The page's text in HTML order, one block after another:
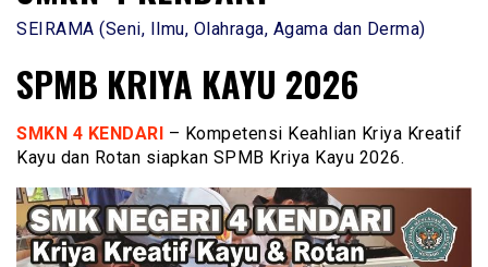
SEIRAMA (Seni, Ilmu, Olahraga, Agama dan Derma)
SPMB KRIYA KAYU 2026
SMKN 4 KENDARI – Kompetensi Keahlian Kriya Kreatif
Kayu dan Rotan siapkan SPMB Kriya Kayu 2026.